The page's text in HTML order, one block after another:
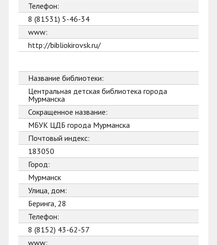
Телефон:
8 (81531) 5-46-34
www:
http://bibliokirovsk.ru/
Название библиотеки:
Центральная детская библиотека города
Мурманска
Сокращенное название:
МБУК ЦДБ города Мурманска
Почтовый индекс:
183050
Город:
Мурманск
Улица, дом:
Беринга, 28
Телефон:
8 (8152) 43-62-57
www: